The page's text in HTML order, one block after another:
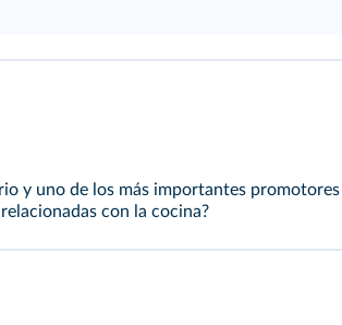
y uno de los más importantes
con la cocina?